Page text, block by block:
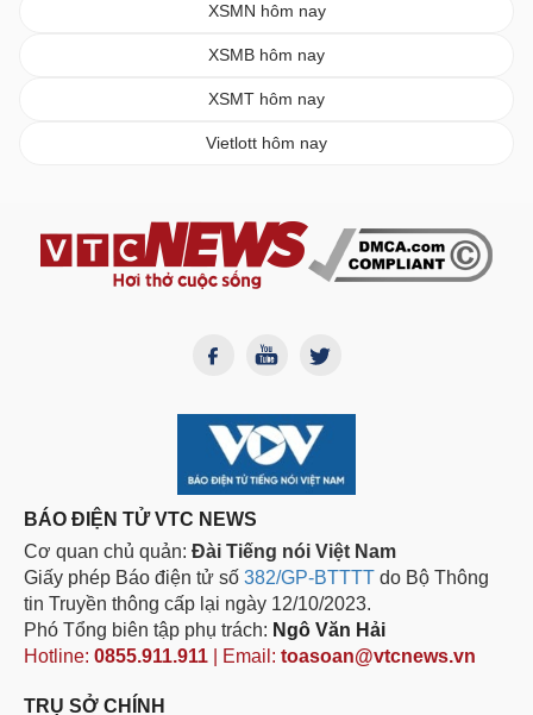
XSMN hôm nay
XSMB hôm nay
XSMT hôm nay
Vietlott hôm nay
BÁO ĐIỆN TỬ VTC NEWS
Cơ quan chủ quản: Đài Tiếng nói Việt Nam
Giấy phép Báo điện tử số 382/GP-BTTTT do Bộ Thông
tin Truyền thông cấp lại ngày 12/10/2023.
Phó Tổng biên tập phụ trách: Ngô Văn Hải
Hotline: 0855.911.911 | Email: toasoan@vtcnews.vn
TRỤ SỞ CHÍNH